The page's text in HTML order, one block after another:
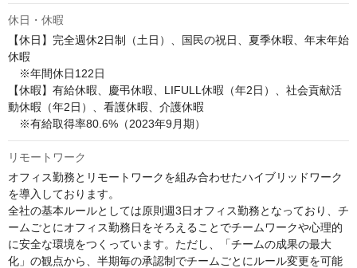
休日・休暇
【休日】完全週休2日制（土日）、国民の祝日、夏季休暇、年末年始
休暇
※年間休日122日
【休暇】有給休暇、慶弔休暇、LIFULL休暇（年2日）、社会貢献活
動休暇（年2日）、看護休暇、介護休暇
※有給取得率80.6%（2023年9月期）
リモートワーク
オフィス勤務とリモートワークを組み合わせたハイブリッドワーク
を導入しております。
全社の基本ルールとしては原則週3日オフィス勤務となっており、チ
ームごとにオフィス勤務日をそろえることでチームワークや心理的
に安全な環境をつくっています。ただし、「チームの成果の最大
化」の観点から、半期毎の承認制でチームごとにルール変更を可能